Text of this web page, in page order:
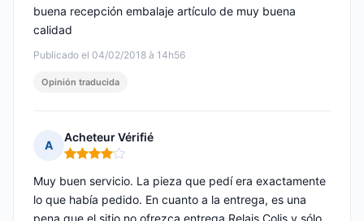
Publicado el 04/02/2018 à 14h56
buena recepción embalaje artículo de muy buena
calidad
Opinión traducida
A
Acheteur Vérifié
Nota: 4 de 5
Muy buen servicio. La pieza que pedí era exactamente
lo que había pedido. En cuanto a la entrega, es una